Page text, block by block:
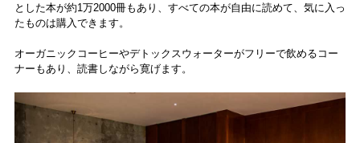
とした本が約1万2000冊もあり、すべての本が自由に読めて、気に入っ
たものは購入できます。
オーガニックコーヒーやデトックスウォーターがフリーで飲めるコー
ナーもあり、読書しながら寛げます。